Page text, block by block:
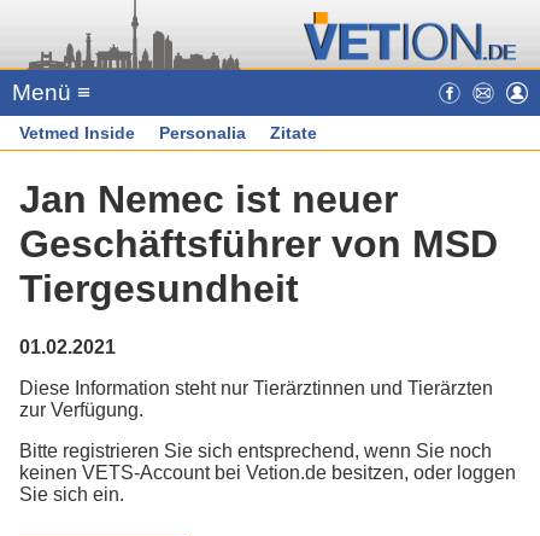
Menü ≡
Vetmed Inside Personalia Zitate
Jan Nemec ist neuer
Geschäftsführer von MSD
Tiergesundheit
01.02.2021
Diese Information steht nur Tierärztinnen und Tierärzten
zur Verfügung.
Bitte registrieren Sie sich entsprechend, wenn Sie noch
keinen VETS-Account bei Vetion.de besitzen, oder loggen
Sie sich ein.